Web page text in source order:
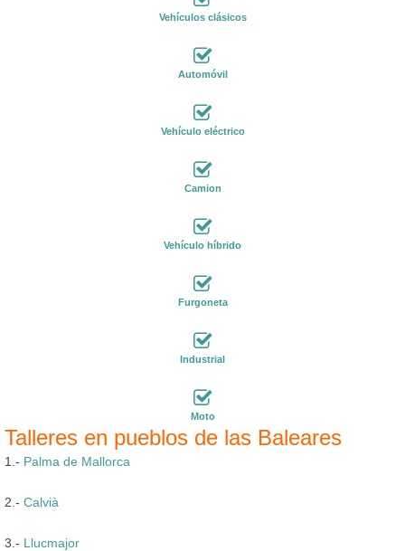
Vehículos clásicos
Automóvil
Vehículo eléctrico
Camion
Vehículo híbrido
Furgoneta
Industrial
Moto
Talleres en pueblos de las Baleares
1.- Palma de Mallorca
2.- Calvià
3.- Llucmajor